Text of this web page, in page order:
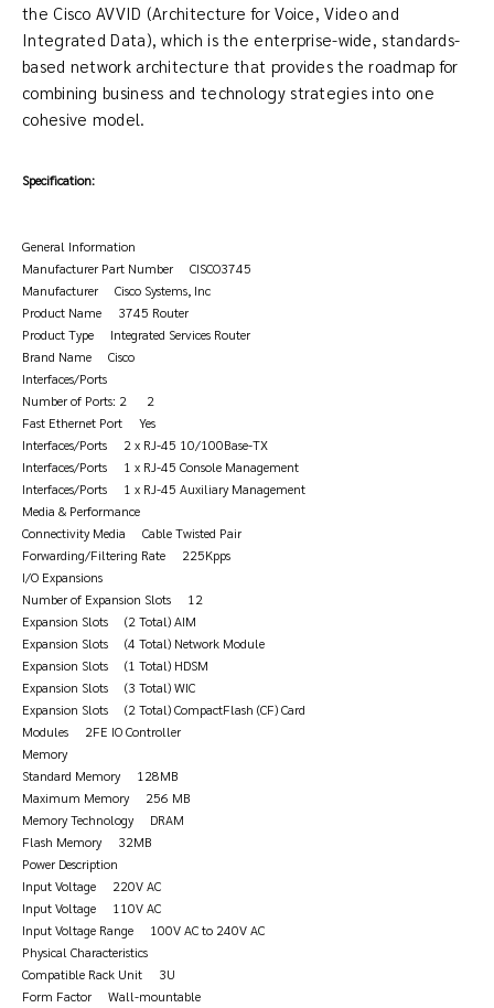
the Cisco AVVID (Architecture for Voice, Video and
Integrated Data), which is the enterprise-wide, standards-
based network architecture that provides the roadmap for
combining business and technology strategies into one
cohesive model.
Specification:
General Information
Manufacturer Part Number CISCO3745
Manufacturer Cisco Systems, Inc
Product Name 3745 Router
Product Type Integrated Services Router
Brand Name Cisco
Interfaces/Ports
Number of Ports: 2 2
Fast Ethernet Port Yes
Interfaces/Ports 2 x RJ-45 10/100Base-TX
Interfaces/Ports 1 x RJ-45 Console Management
Interfaces/Ports 1 x RJ-45 Auxiliary Management
Media & Performance
Connectivity Media Cable Twisted Pair
Forwarding/Filtering Rate 225Kpps
I/O Expansions
Number of Expansion Slots 12
Expansion Slots (2 Total) AIM
Expansion Slots (4 Total) Network Module
Expansion Slots (1 Total) HDSM
Expansion Slots (3 Total) WIC
Expansion Slots (2 Total) CompactFlash (CF) Card
Modules 2FE IO Controller
Memory
Standard Memory 128MB
Maximum Memory 256 MB
Memory Technology DRAM
Flash Memory 32MB
Power Description
Input Voltage 220V AC
Input Voltage 110V AC
Input Voltage Range 100V AC to 240V AC
Physical Characteristics
Compatible Rack Unit 3U
Form Factor Wall-mountable